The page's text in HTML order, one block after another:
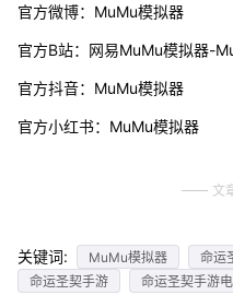
官方微博：MuMu模拟器
官方B站：网易MuMu模拟器-
官方抖音：MuMu模拟器
官方小红书：MuMu模拟器
文
关键词: MuMu模拟器 命运
命运圣契手游
命运圣契手游